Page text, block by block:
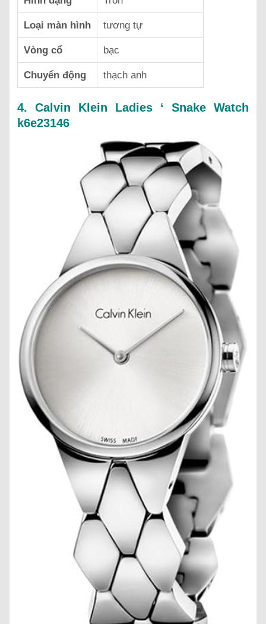
Loại màn hình tương tự
Vòng cổ bạc
Chuyển động thạch anh
4. Calvin Klein Ladies ‘ Snake Watch
k6e23146